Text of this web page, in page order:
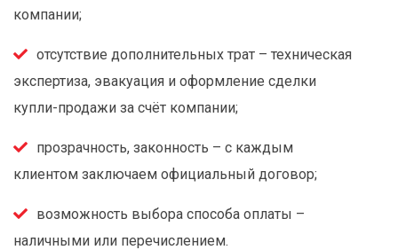
компании;
отсутствие дополнительных трат – техническая
экспертиза, эвакуация и оформление сделки
купли-продажи за счёт компании;
прозрачность, законность – с каждым
клиентом заключаем официальный договор;
возможность выбора способа оплаты –
наличными или перечислением.